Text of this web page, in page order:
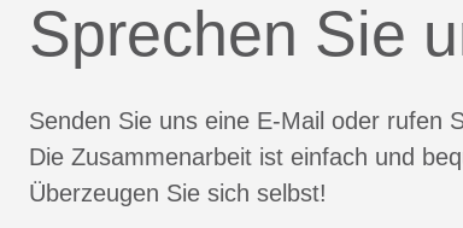
Sprechen Sie
Senden Sie uns eine E-Mail oder rufen
Die Zusammenarbeit ist einfach und
Überzeugen Sie sich selbst!